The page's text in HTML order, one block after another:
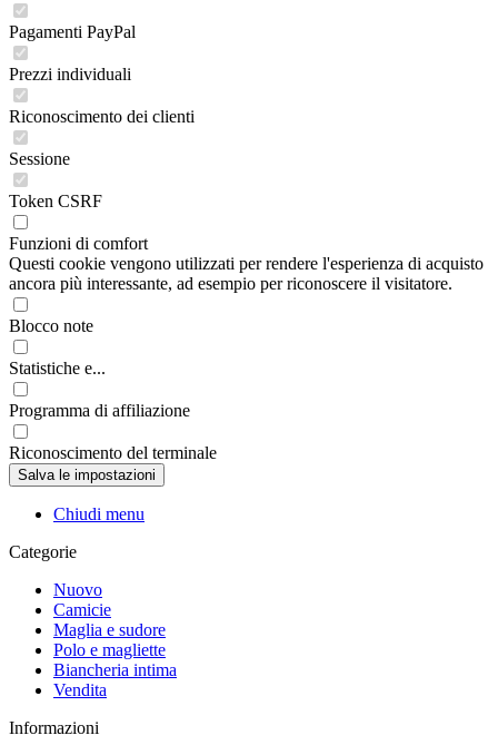
Pagamenti PayPal
Prezzi individuali
Riconoscimento dei clienti
Sessione
Token CSRF
Funzioni di comfort
Questi cookie vengono utilizzati per rendere l'esperienza di acquisto
ancora più interessante, ad esempio per riconoscere il visitatore.
Blocco note
Statistiche e...
Programma di affiliazione
Riconoscimento del terminale
Chiudi menu
Categorie
Nuovo
Camicie
Maglia e sudore
Polo e magliette
Biancheria intima
Vendita
Informazioni